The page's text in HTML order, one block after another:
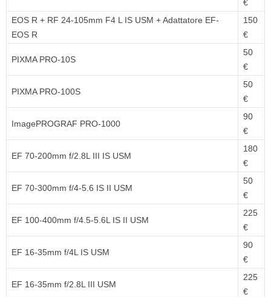
€
EOS R + RF 24-105mm F4 L IS USM + Adattatore EF-
EOS R
150
€
PIXMA PRO-10S
50
€
PIXMA PRO-100S
50
€
ImagePROGRAF PRO-1000
90
€
EF 70-200mm f/2.8L III IS USM
180
€
EF 70-300mm f/4-5.6 IS II USM
50
€
EF 100-400mm f/4.5-5.6L IS II USM
225
€
EF 16-35mm f/4L IS USM
90
€
EF 16-35mm f/2.8L III USM
225
€